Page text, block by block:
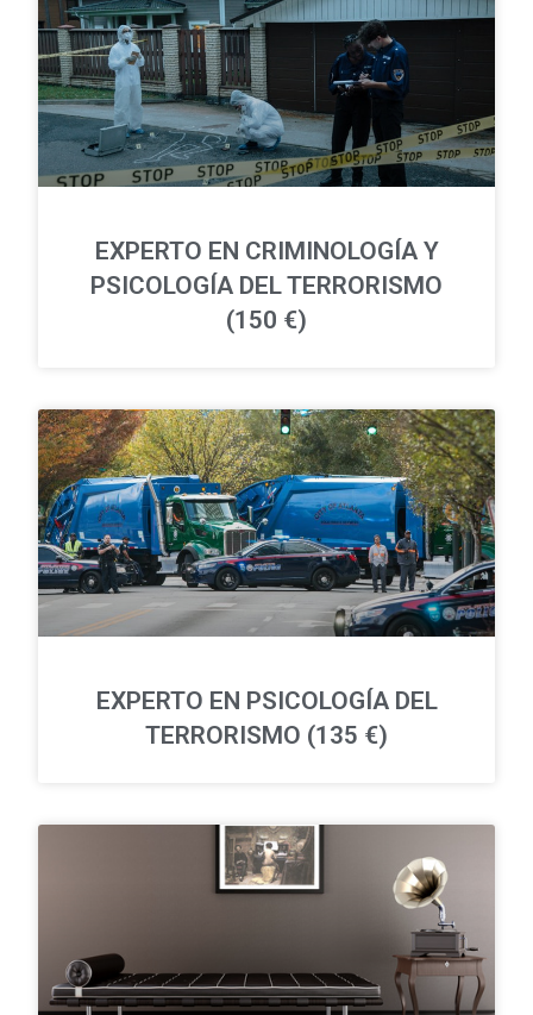
EXPERTO EN CRIMINOLOGÍA Y
PSICOLOGÍA DEL TERRORISMO
(150 €)
EXPERTO EN PSICOLOGÍA DEL
TERRORISMO (135 €)